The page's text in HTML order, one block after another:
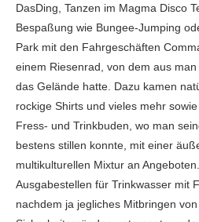
DasDing, Tanzen im Magma Disco
Bespaßung wie Bungee-Jumping
Park mit den Fahrgeschäften
einem Riesenrad, von dem aus
das Gelände hatte. Dazu kamen
rockige Shirts und vieles mehr
Fress- und Trinkbuden, wo man
bestens stillen konnte, mit einer
multikulturellen Mixtur an
Ausgabestellen für Trinkwasser mit
nachdem ja jegliches Mitbringen